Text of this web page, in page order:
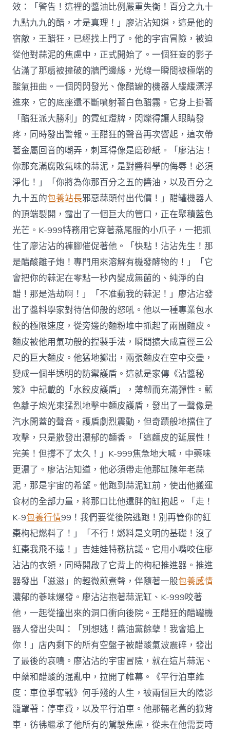
效：「警告！這裡的醬油比例嚴重失衡！百分之九十
九點九九的醋，才是真理！」廖沾沾知道，這是他的
宿敵，王醋狂，已經找上門了。他的宇宙冒險，被迫
從他對蒜泥的焦慮中，正式開始了。一個狂妄的影子
佔滿了那扇被撞破的牆門邊緣，光線一瞬間被極端的
酸氣扭曲。一個閃閃發光、像醋罐的機器人緩緩漂浮
進來，它的底座還不斷噴射著白色醋霧。它身上掛著
「醋狂派大勝利」的霓虹燈牌，閃爍得讓人眼睛發
疼，同時發出警報。王醋狂的聲音再次響起，這次帶
著金屬回音的嘲弄，刺耳得像是磨砂紙。「廖沾沾！
你那充滿腐敗氣味的蒜泥，是對醬料學的侮辱！必須
淨化！」「你將為你那百分之五的醬油，以及百分之
九十五的包養站長邪惡蒜頭付出代價！」醋罐機器人
的頂端裂開，露出了一個巨大的管口，正在聚積藍色
光芒。K-999特務用它穿著燕尾服的小爪子，一把抓
住了廖沾沾的褲腳催促著他。「快點！沾沾先生！那
是醋酸離子炮！專門用來溶解有機發酵物的！」「它
會把你的蒜泥在零點一秒內變成無菌的、純淨的白
醋！那是浩劫啊！」「不准動我的蒜泥！」廖沾沾發
出了醬料學家對待信仰般的怒吼。他以一種專業包水
餃的極限速度，從旁邊的麵粉堆中抓起了兩團麵皮。
麵皮被他用氣功般的捏製手法，瞬間擴大成直徑三公
尺的巨大麵皮。他猛地擲出，兩張麵皮在空中交疊，
變成一個半透明的防禦護盾。這就是家傳《沾醬秘
笈》中記載的「水餃皮護盾」，薄韌而充滿彈性。藍
色離子炮光束猛烈地擊中麵皮護盾，發出了一聲像是
汽水開蓋的聲音。護盾劇烈震動，但奇蹟般地擋住了
攻擊，只是散發出濃郁的麵香。「這麵皮的延展性！
完美！但撐不了太久！」K-999焦急地大喊，中藥味
更濃了。廖沾沾知道，他必須帶走他那缸陳年老蒜
泥，那是宇宙的希望。他跑到蒜泥缸前，使出他搬運
食材的全部力量，將那口比他還胖的缸抱起。「走！
K-9包養行情99！我們要從後院逃跑！別再管你的紅
棗枸杞燃料了！」「不行！燃料是文明的基礎！沒了
紅棗我飛不遠！」吉娃娃特務抗議。它用小嘴咬住廖
沾沾的衣領，同時開啟了它背上的枸杞推進器。推進
器發出「滋滋」的輕微煎煮聲，伴隨著一股包養感情
濃郁的蔘味爆發。廖沾沾抱著蒜泥缸、K-999咬著
他，一起從撞出來的洞口衝向後院。王醋狂的醋罐機
器人發出尖叫：「別想逃！醬油黨餘孽！我會追上
你！」店內剩下的所有空盤子被醋酸氣波震碎，發出
了最後的哀鳴。廖沾沾的宇宙冒險，就在這片蒜泥、
中藥和醋酸的混亂中，拉開了帷幕。《平行泊車維
度：車位爭奪戰》何手殘的人生，被兩個巨大的陰影
籠罩著：停車費，以及平行泊車。他那輛老舊的掀背
車，彷彿繼承了他所有的駕駛焦慮，從未在他需要時